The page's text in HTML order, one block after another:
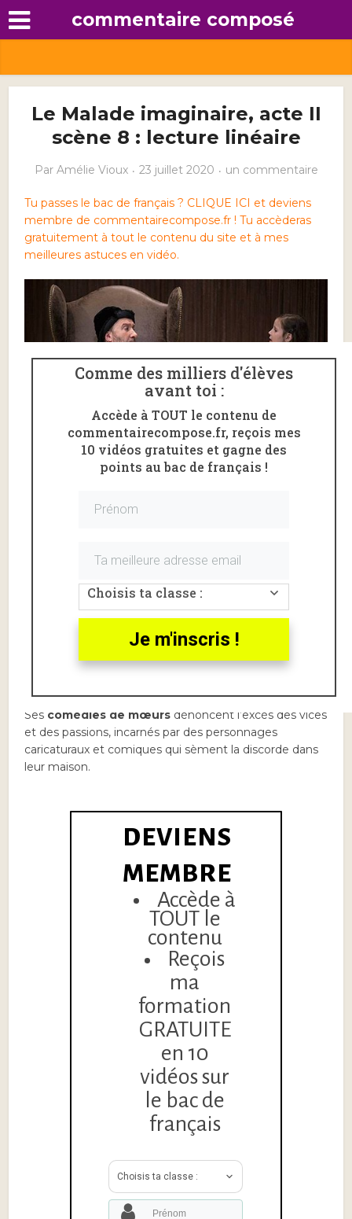
commentaire composé
Le Malade imaginaire, acte II
scène 8 : lecture linéaire
Par Amélie Vioux 23 juillet 2020 un commentaire
Tu passes le bac de français ? CLIQUE ICI et deviens
membre de commentairecompose.fr ! Tu accèderas
gratuitement à tout le contenu du site et à mes
meilleures astuces en vidéo.
commentaire linéaire
L’extrait étudié va de « Et n’avez-vous rien vu
Le Malade imaginaire, acte 2
scène 8, introduction
Jean-Baptiste Poquelin, ditMolière, est l’auteur de
Ses comédies de mœurs dénoncent l’excès des vices
et des passions, incarnés par des personnages
caricaturaux et comiques qui sèment la discorde dans
leur maison.
DEVIENS
MEMBRE
Accède à
TOUT le
contenu
Reçois
ma
formation
GRATUITE
en 10
vidéos sur
le bac de
français
Choisis ta classe :
Comme des milliers d'élèves
avant toi :
Accède à TOUT le contenu de
commentairecompose.fr, reçois mes
10 vidéos gratuites et gagne des
points au bac de français !
Choisis ta classe :
Je m'inscris !